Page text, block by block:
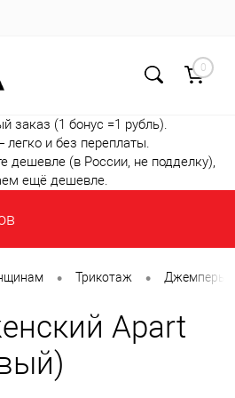
0
заказ (1 бонус =1 рубль).
и без переплаты.
дешевле (в России, не подделку),
ещё дешевле.
• Трикотаж • Джемперы
Apart